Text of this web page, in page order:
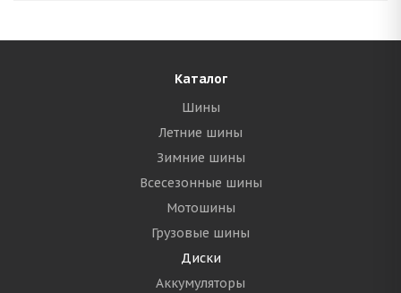
Каталог
Шины
Летние шины
Зимние шины
Всесезонные шины
Мотошины
Грузовые шины
Диски
Аккумуляторы